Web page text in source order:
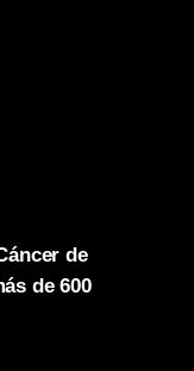
de
de 600